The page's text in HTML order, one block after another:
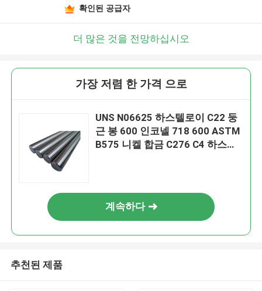
확인된 공급자
더 많은 것을 전망하십시오
가장 저렴 한 가격 으로
UNS N06625 하스텔로이 C22 둥
근 봉 600 인코넬 718 600 ASTM
B575 니켈 합금 C276 C4 하스텔
계속하다
추천된 제품